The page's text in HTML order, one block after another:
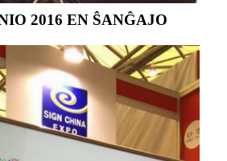
2016 EN ŜANĜAJO